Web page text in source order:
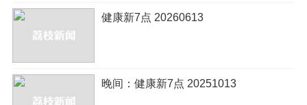
健康新7点 20260613
晚间：健康新7点 20251013